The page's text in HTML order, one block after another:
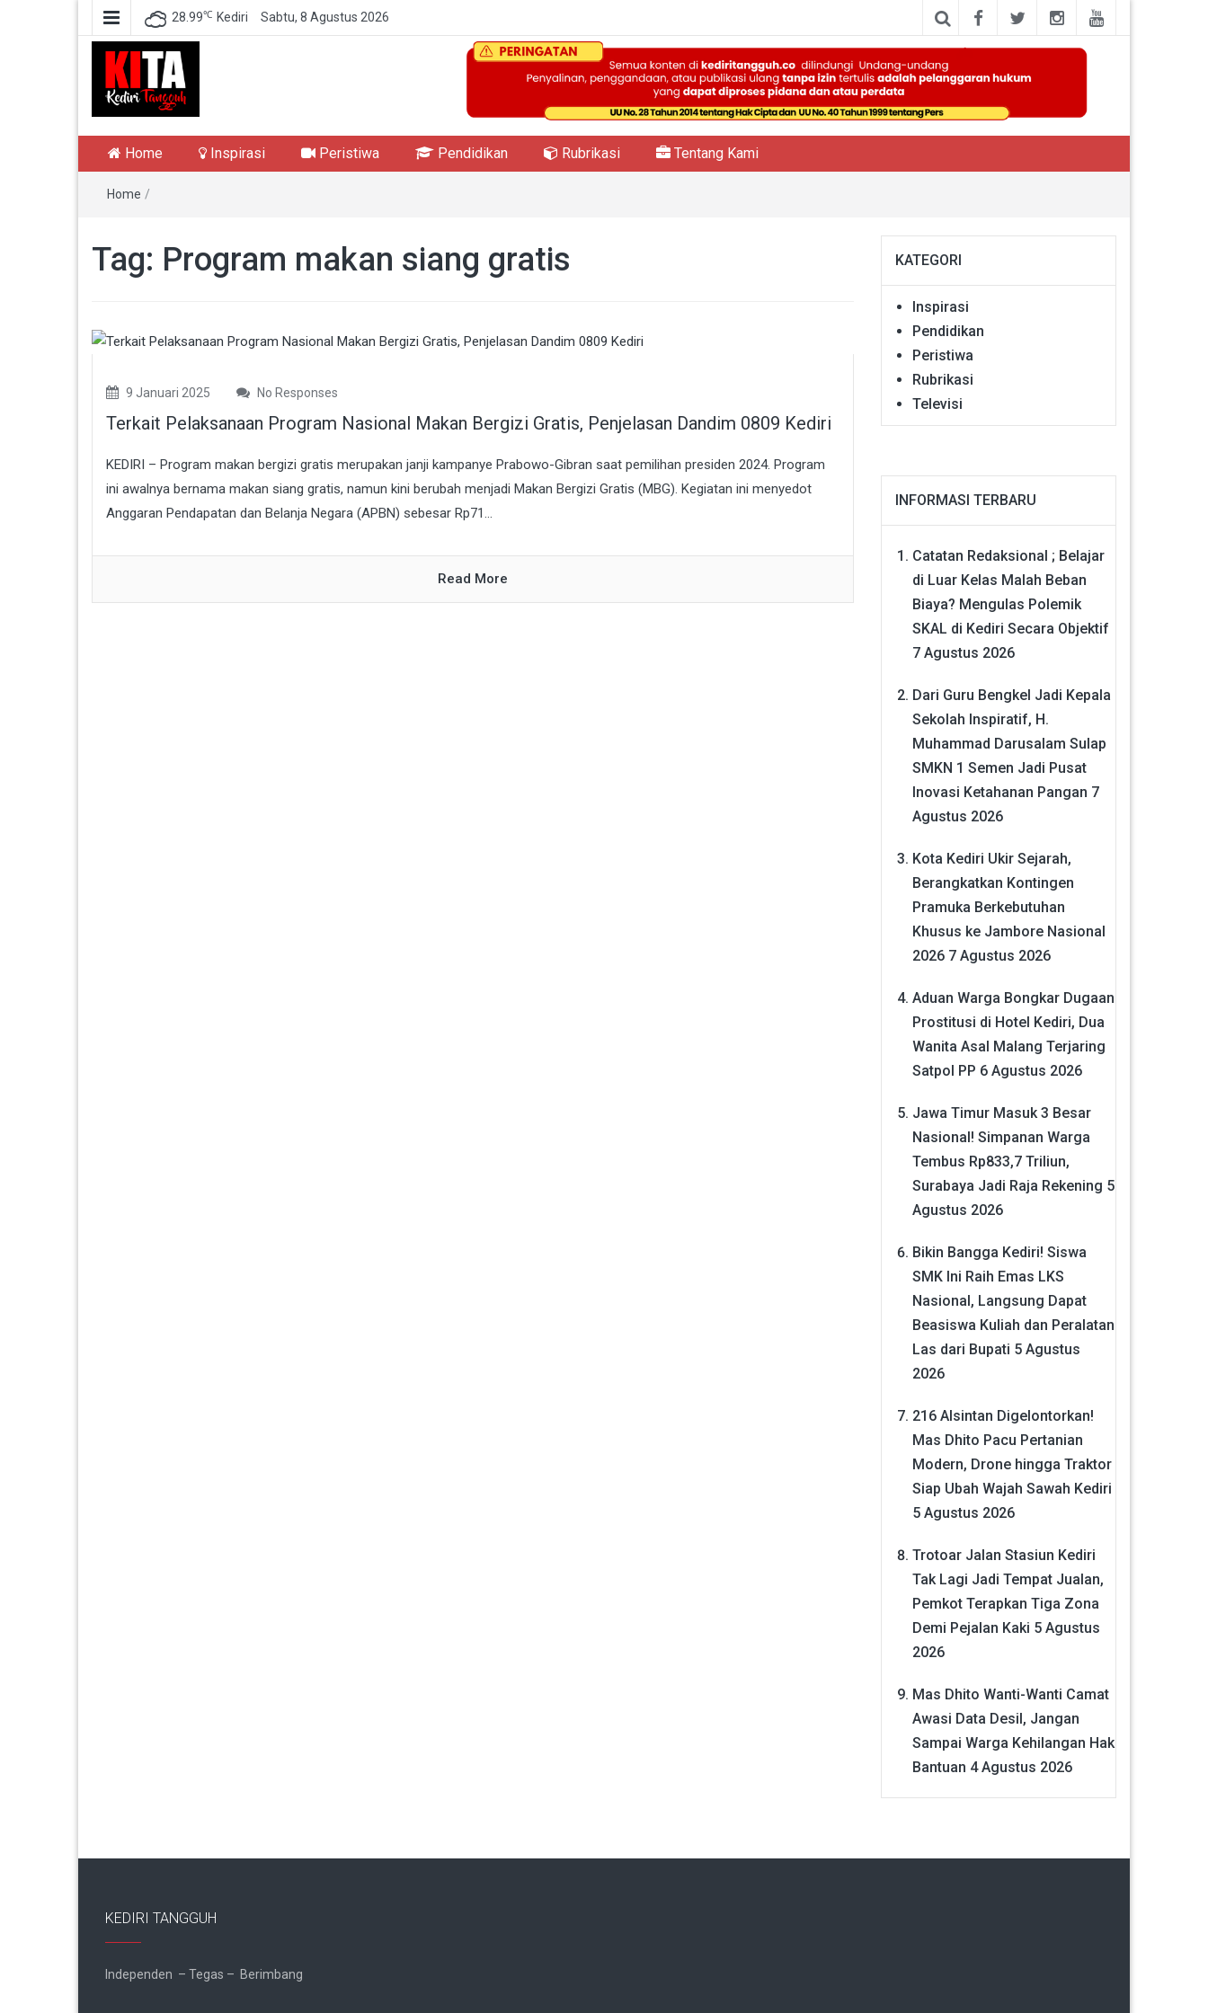
28.99℃ Kediri Sabtu, 8 Agustus 2026
Kediri Tangguh
Home Inspirasi Peristiwa Pendidikan Rubrikasi Tentang Kami
Home /
Tag: Program makan siang gratis
9 Januari 2025 No Responses
Terkait Pelaksanaan Program Nasional Makan Bergizi Gratis, Penjelasan Dandim 0809 Kediri
KEDIRI – Program makan bergizi gratis merupakan janji kampanye Prabowo-Gibran saat pemilihan presiden 2024. Program
ini awalnya bernama makan siang gratis, namun kini berubah menjadi Makan Bergizi Gratis (MBG). Kegiatan ini menyedot
Anggaran Pendapatan dan Belanja Negara (APBN) sebesar Rp71...
Read More
KATEGORI
Inspirasi
Pendidikan
Peristiwa
Rubrikasi
Televisi
INFORMASI TERBARU
Catatan Redaksional ; Belajar
di Luar Kelas Malah Beban
Biaya? Mengulas Polemik
SKAL di Kediri Secara Objektif
7 Agustus 2026
Dari Guru Bengkel Jadi Kepala
Sekolah Inspiratif, H.
Muhammad Darusalam Sulap
SMKN 1 Semen Jadi Pusat
Inovasi Ketahanan Pangan 7
Agustus 2026
Kota Kediri Ukir Sejarah,
Berangkatkan Kontingen
Pramuka Berkebutuhan
Khusus ke Jambore Nasional
2026 7 Agustus 2026
Aduan Warga Bongkar Dugaan
Prostitusi di Hotel Kediri, Dua
Wanita Asal Malang Terjaring
Satpol PP 6 Agustus 2026
Jawa Timur Masuk 3 Besar
Nasional! Simpanan Warga
Tembus Rp833,7 Triliun,
Surabaya Jadi Raja Rekening 5
Agustus 2026
Bikin Bangga Kediri! Siswa
SMK Ini Raih Emas LKS
Nasional, Langsung Dapat
Beasiswa Kuliah dan Peralatan
Las dari Bupati 5 Agustus
2026
216 Alsintan Digelontorkan!
Mas Dhito Pacu Pertanian
Modern, Drone hingga Traktor
Siap Ubah Wajah Sawah Kediri
5 Agustus 2026
Trotoar Jalan Stasiun Kediri
Tak Lagi Jadi Tempat Jualan,
Pemkot Terapkan Tiga Zona
Demi Pejalan Kaki 5 Agustus
2026
Mas Dhito Wanti-Wanti Camat
Awasi Data Desil, Jangan
Sampai Warga Kehilangan Hak
Bantuan 4 Agustus 2026
KEDIRI TANGGUH
Independen – Tegas – Berimbang